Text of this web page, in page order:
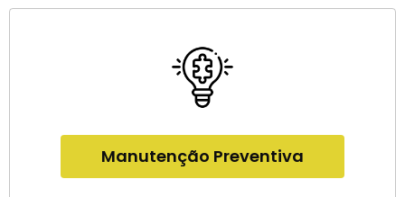
Manutenção Preventiva